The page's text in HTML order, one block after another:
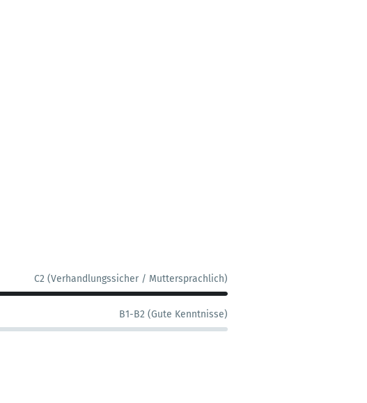
C2 (Verhandlungssicher / Muttersprachlich)
B1-B2 (Gute Kenntnisse)